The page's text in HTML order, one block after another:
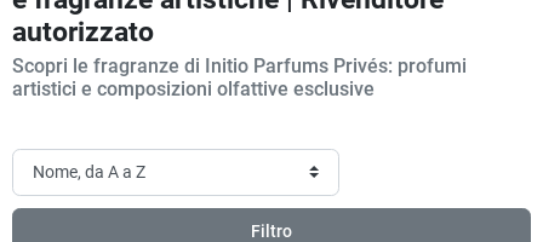
autorizzato
Scopri le fragranze di Initio Parfums Privés: profumi
artistici e composizioni olfattive esclusive
Filtro